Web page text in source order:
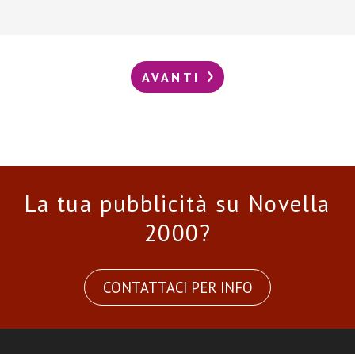
AVANTI
La tua pubblicità su Novella
2000?
CONTATTACI PER INFO